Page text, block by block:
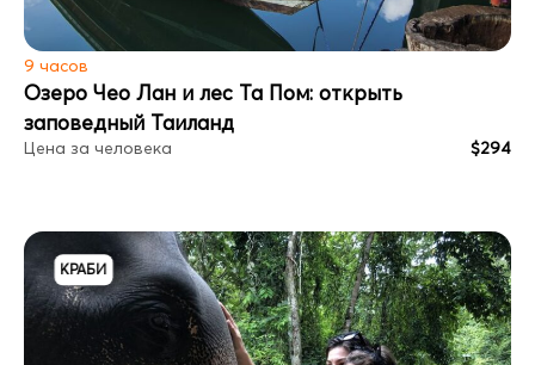
9 часов
Озеро Чео Лан и лес Та Пом: открыть
заповедный Таиланд
Цена за человека $294
КРАБИ